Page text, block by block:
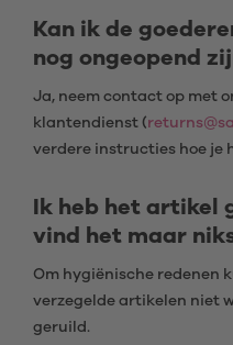
Kan ik de
nog ongeopend
Ja, neem contact op met
klantendienst (
verdere instructies hoe je
Ik heb het artikel
vind het maar
Om hygiënische redenen
verzegelde artikelen niet
geruild.